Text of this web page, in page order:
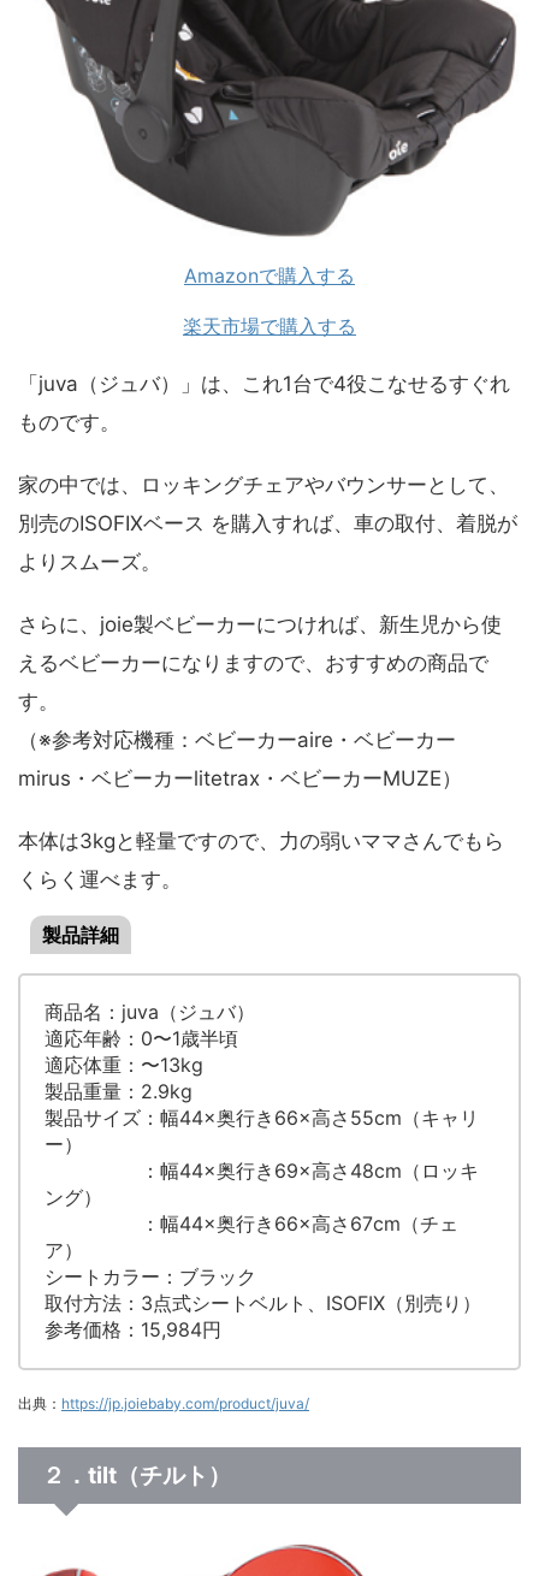
Amazonで購入する
楽天市場で購入する
「juva（ジュバ）」は、これ1台で4役こなせるすぐれ
ものです。
家の中では、ロッキングチェアやバウンサーとして、
別売のISOFIXベース を購入すれば、車の取付、着脱が
よりスムーズ。
さらに、joie製ベビーカーにつければ、新生児から使
えるベビーカーになりますので、おすすめの商品で
す。
（※参考対応機種：ベビーカーaire・ベビーカー
mirus・ベビーカーlitetrax・ベビーカーMUZE）
本体は3kgと軽量ですので、力の弱いママさんでもら
くらく運べます。
製品詳細
商品名：juva（ジュバ）
適応年齢：0〜1歳半頃
適応体重：〜13kg
製品重量：2.9kg
製品サイズ：幅44×奥行き66×高さ55cm（キャリ
ー）
：幅44×奥行き69×高さ48cm（ロッキ
ング）
：幅44×奥行き66×高さ67cm（チェ
ア）
シートカラー：ブラック
取付方法：3点式シートベルト、ISOFIX（別売り）
参考価格：15,984円
出典： https://jp.joiebaby.com/product/juva/
２．tilt（チルト）